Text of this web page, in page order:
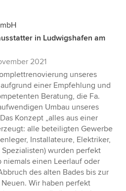
in Ludwigshafen am
2021
unseres
einer Empfehlung und
Beratung, die Fa.
Umbau unseres
Konzept „alles aus einer
alle beteiligten Gewerbe
Installateure, Elektriker,
wurden perfekt
niemals einen Leerlauf oder
des alten Bades bis zur
Wir haben perfekt